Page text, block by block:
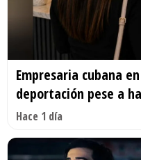
Empresaria cubana
deportación pese a
Hace 1 día